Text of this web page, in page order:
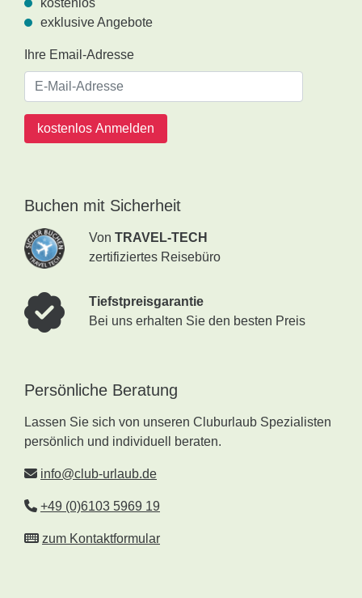
kostenlos
exklusive Angebote
Ihre Email-Adresse
kostenlos Anmelden
Buchen mit Sicherheit
Von TRAVEL-TECH
zertifiziertes Reisebüro
Tiefstpreisgarantie
Bei uns erhalten Sie den besten Preis
Persönliche Beratung
Lassen Sie sich von unseren Cluburlaub Spezialisten
persönlich und individuell beraten.
info@club-urlaub.de
+49 (0)6103 5969 19
zum Kontaktformular